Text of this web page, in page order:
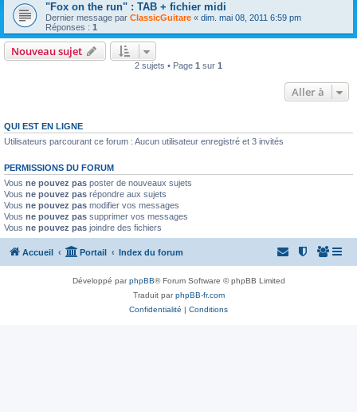
"Fox on the run" : TAB + fichier midi
Dernier message par ClassicGuitare « dim. mai 08, 2011 6:59 pm
Réponses : 1
Nouveau sujet
2 sujets • Page 1 sur 1
Aller à
QUI EST EN LIGNE
Utilisateurs parcourant ce forum : Aucun utilisateur enregistré et 3 invités
PERMISSIONS DU FORUM
Vous ne pouvez pas poster de nouveaux sujets
Vous ne pouvez pas répondre aux sujets
Vous ne pouvez pas modifier vos messages
Vous ne pouvez pas supprimer vos messages
Vous ne pouvez pas joindre des fichiers
Accueil Portail Index du forum
Développé parphpBB® Forum Software © phpBB Limited
Traduit parphpBB-fr.com
Confidentialité | Conditions